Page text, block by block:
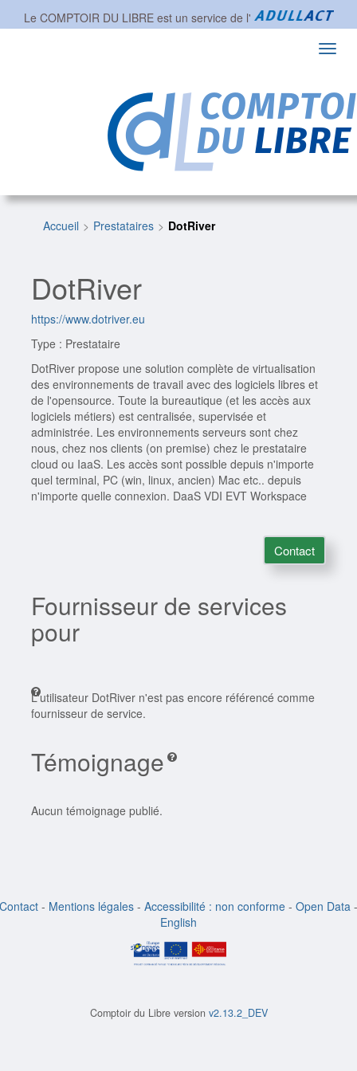
Le COMPTOIR DU LIBRE est un service de l'
Accueil Prestataires DotRiver
DotRiver
https://www.dotriver.eu
Type : Prestataire
DotRiver propose une solution complète de virtualisation
des environnements de travail avec des logiciels libres et
de l'opensource. Toute la bureautique (et les accès aux
logiciels métiers) est centralisée, supervisée et
administrée. Les environnements serveurs sont chez
nous, chez nos clients (on premise) chez le prestataire
cloud ou IaaS. Les accès sont possible depuis n'importe
quel terminal, PC (win, linux, ancien) Mac etc.. depuis
n'importe quelle connexion. DaaS VDI EVT Workspace
Contact
Fournisseur de services
pour
L'utilisateur DotRiver n'est pas encore référencé comme
fournisseur de service.
Témoignage
Aucun témoignage publié.
Contact - Mentions légales - Accessibilité : non conforme - Open Data -
English
Comptoir du Libre version v2.13.2_DEV